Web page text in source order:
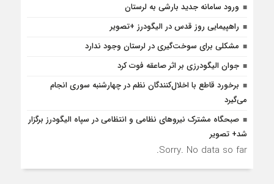
ورود سامانه جدید بارشی به لرستان
راهپیمایی روز قدس در الیگودرز +تصویر
مشکلی برای سوخت‌گیری در لرستان وجود ندارد
جوان الیگودرزی بر اثر صاعقه فوت کرد
برخورد قاطع با اخلال‌کنندگان نظم در چهارشنبه سوری انجام
می‌گیرد
صبحگاه مشترک نیروهای نظامی و انتظامی در سپاه الیگودرز برگزار
شد+ تصویر
Sorry. No data so far.